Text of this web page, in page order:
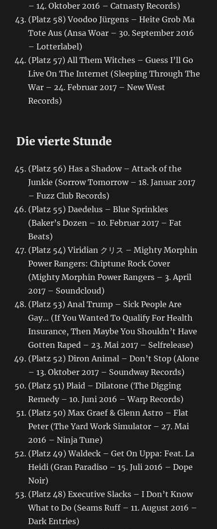
– 14. Oktober 2016 – Catnasty Records)
(Platz 58) Voodoo Jürgens – Heite Grob Ma
Tote Aus (Ansa Woar – 30. September 2016
– Lotterlabel)
(Platz 57) All Them Witches – Guess I’ll Go
Live On The Internet (Sleeping Through The
War – 24. Februar 2017 – New West
Records)
Die vierte Stunde
(Platz 56) Has a Shadow – Attack of the
Junkie (Sorrow Tomorrow – 18. Januar 2017
– Fuzz Club Records)
(Platz 55) Daedelus – Blue Sprinkles
(Baker’s Dozen – 10. Februar 2017 – Fat
Beats)
(Platz 54) Viridian クリス – Mighty Morphin
Power Rangers: Chiptune Rock Cover
(Mighty Morphin Power Rangers – 3. April
2017 – Soundcloud)
(Platz 53) Anal Trump – Sick People Are
Gay… (If You Wanted To Qualify For Health
Insurance, Then Maybe You Shouldn’t Have
Gotten Raped – 23. Mai 2017 – Selfrelease)
(Platz 52) Diron Animal – Don’t Stop (Alone
– 13. Oktober 2017 – Soundway Records)
(Platz 51) Plaid – Dilatone (The Digging
Remedy – 10. Juni 2016 – Warp Records)
(Platz 50) Max Graef & Glenn Astro – Flat
Peter (The Yard Work Simulator – 27. Mai
2016 – Ninja Tune)
(Platz 49) Waldeck – Get On Uppa: Feat. La
Heidi (Gran Paradiso – 15. Juli 2016 – Dope
Noir)
(Platz 48) Executive Slacks – I Don’t Know
What to Do (Seams Ruff – 11. August 2016 –
Dark Entries)